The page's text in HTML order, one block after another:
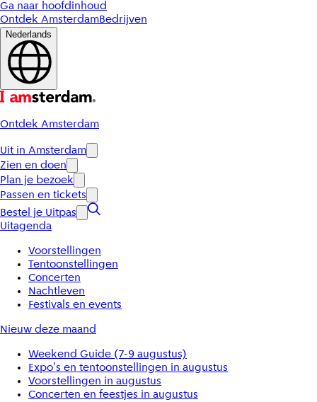
Ga naar hoofdinhoud
Ontdek AmsterdamBedrijven
Nederlands
Ontdek Amsterdam
Uit in Amsterdam
Zien en doen
Plan je bezoek
Passen en tickets
Bestel je Uitpas
Uitagenda
Voorstellingen
Tentoonstellingen
Concerten
Nachtleven
Festivals en events
Nieuw deze maand
Weekend Guide (7-9 augustus)
Expo's en tentoonstellingen in augustus
Voorstellingen in augustus
Concerten en feestjes in augustus